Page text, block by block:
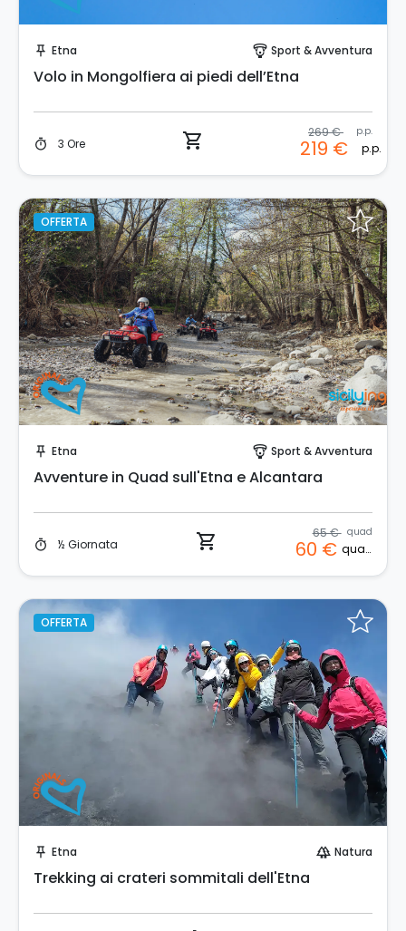
push_pin Etna paragliding Sport & Avventura
Volo in Mongolfiera ai piedi dell’Etna
timer 3 Ore shopping_cart 269 € p.p.
219 € p.p.
OFFERTA
push_pin Etna paragliding Sport & Avventura
Avventure in Quad sull'Etna e Alcantara
timer ½ Giornata shopping_cart 65 € quad
60 € quad
OFFERTA
push_pin Etna forest Natura
Trekking ai crateri sommitali dell'Etna